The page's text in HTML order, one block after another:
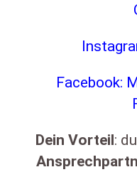
Facebook:
Dein Vorteil: